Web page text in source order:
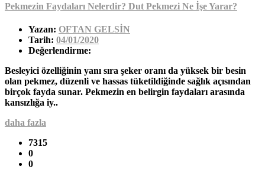
Pekmezin Faydaları Nelerdir? Dut Pekmezi Ne İşe Yarar?
Yazan: OFTAN GELSİN
Tarih: 04/01/2020
Değerlendirme:
Besleyici özelliğinin yanı sıra şeker oranı da yüksek bir besin
olan pekmez, düzenli ve hassas tüketildiğinde sağlık açısından
birçok fayda sunar. Pekmezin en belirgin faydaları arasında
kansızlığa iy..
daha fazla
7315
0
0